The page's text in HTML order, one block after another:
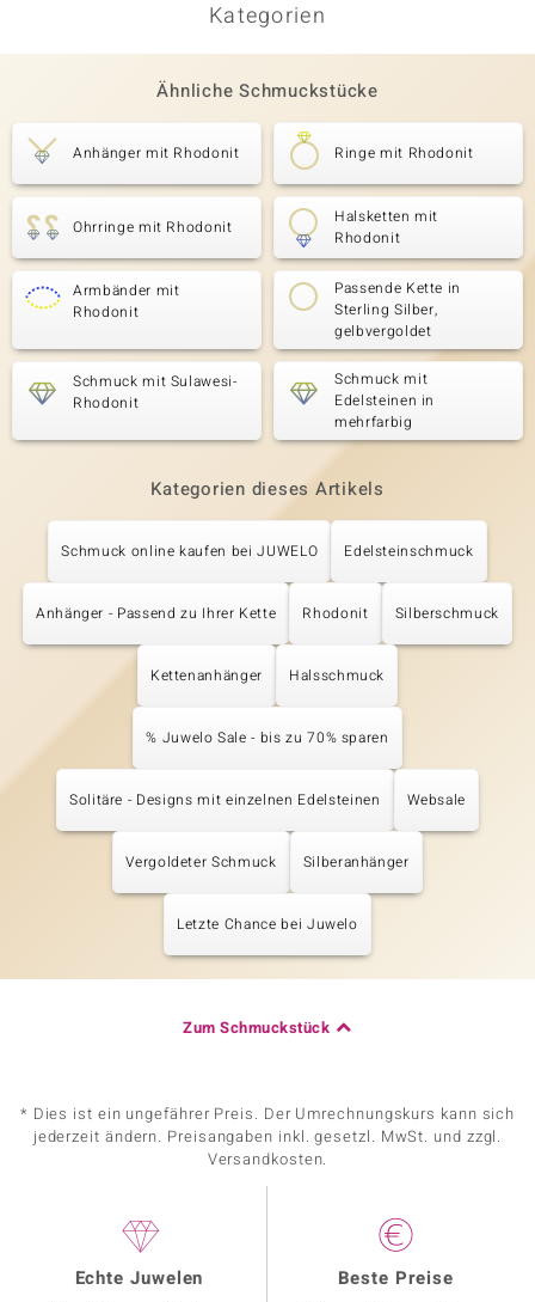
Kategorien
Ähnliche Schmuckstücke
Anhänger mit Rhodonit Ringe mit Rhodonit
Ohrringe mit Rhodonit
Halsketten mit
Rhodonit
Armbänder mit
Rhodonit
Passende Kette in
Sterling Silber,
gelbvergoldet
Schmuck mit Sulawesi-
Rhodonit
Schmuck mit
Edelsteinen in
mehrfarbig
Kategorien dieses Artikels
Schmuck online kaufen bei JUWELO Edelsteinschmuck
Anhänger - Passend zu Ihrer Kette Rhodonit Silberschmuck
Kettenanhänger Halsschmuck
% Juwelo Sale - bis zu 70% sparen
Solitäre - Designs mit einzelnen Edelsteinen Websale
Vergoldeter Schmuck Silberanhänger
Letzte Chance bei Juwelo
Zum Schmuckstück
* Dies ist ein ungefährer Preis. Der Umrechnungskurs kann sich
jederzeit ändern. Preisangaben inkl. gesetzl. MwSt. und zzgl.
Versandkosten.
Echte Juwelen Beste Preise